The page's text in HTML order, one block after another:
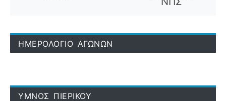
ΗΜΕΡΟΛΟΓΙΟ ΑΓΩΝΩΝ
ΥΜΝΟΣ ΠΙΕΡΙΚΟΥ